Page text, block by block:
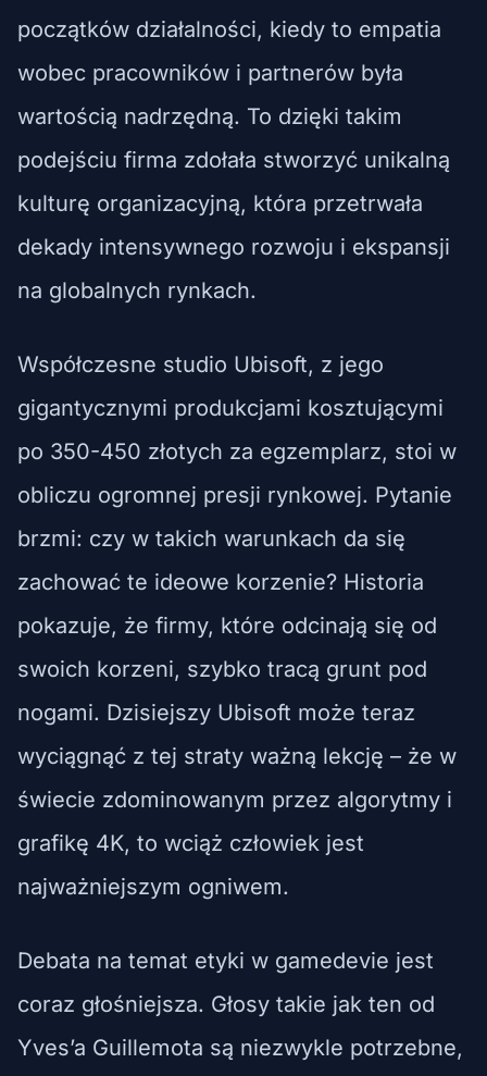
początków działalności, kiedy to empatia
wobec pracowników i partnerów była
wartością nadrzędną. To dzięki takim
podejściu firma zdołała stworzyć unikalną
kulturę organizacyjną, która przetrwała
dekady intensywnego rozwoju i ekspansji
na globalnych rynkach.
Współczesne studio Ubisoft, z jego
gigantycznymi produkcjami kosztującymi
po 350-450 złotych za egzemplarz, stoi w
obliczu ogromnej presji rynkowej. Pytanie
brzmi: czy w takich warunkach da się
zachować te ideowe korzenie? Historia
pokazuje, że firmy, które odcinają się od
swoich korzeni, szybko tracą grunt pod
nogami. Dzisiejszy Ubisoft może teraz
wyciągnąć z tej straty ważną lekcję – że w
świecie zdominowanym przez algorytmy i
grafikę 4K, to wciąż człowiek jest
najważniejszym ogniwem.
Debata na temat etyki w gamedevie jest
coraz głośniejsza. Głosy takie jak ten od
Yves’a Guillemota są niezwykle potrzebne,